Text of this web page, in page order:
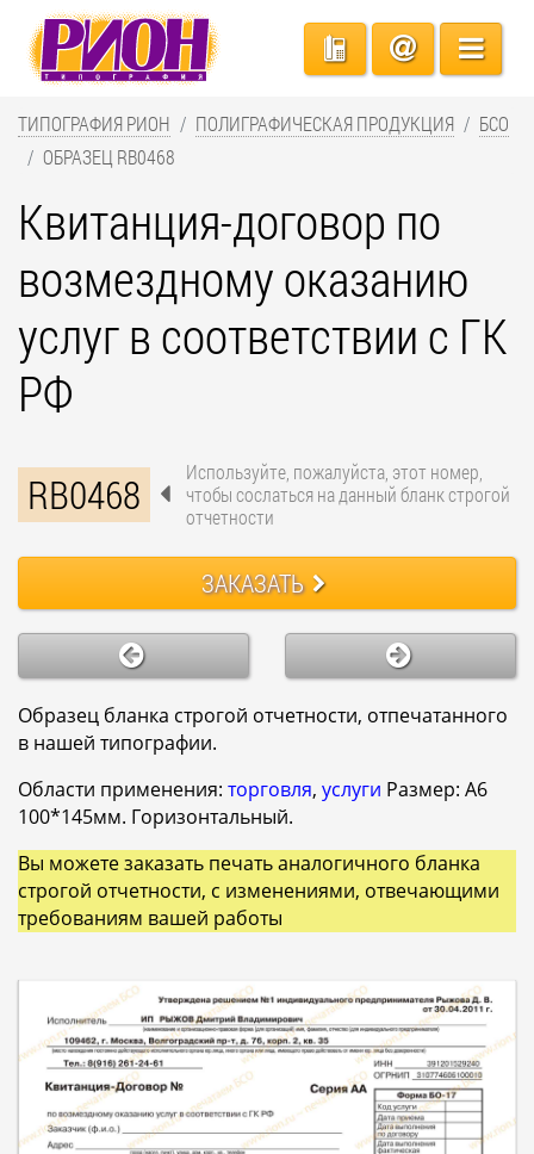
ТИПОГРАФИЯ РИОН ПОЛИГРАФИЧЕСКАЯ ПРОДУКЦИЯ
БСО
ОБРАЗЕЦ RB0468
Квитанция-договор по
возмездному оказанию
услуг в соответствии с ГК
РФ
RB0468
Используйте, пожалуйста, этот номер,
чтобы сослаться на данный бланк строгой
отчетности
ЗАКАЗАТЬ
Образец бланка строгой отчетности, отпечатанного
в нашей типографии.
Области применения: торговля, услуги Размер: A6
100*145мм. Горизонтальный.
Вы можете заказать печать аналогичного бланка
строгой отчетности, с изменениями, отвечающими
требованиям вашей работы